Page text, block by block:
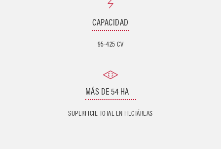
CAPACIDAD
95-425 CV
MÁS DE 54 HA
SUPERFICIE TOTAL EN HECTÁREAS